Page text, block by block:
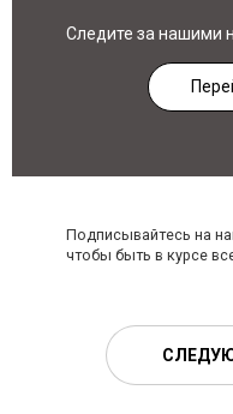
Следите за нашими
Подписывайтесь на
чтобы быть в курсе